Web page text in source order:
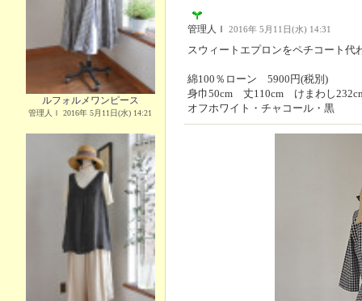
ルフォルメワンピース
管理人Ｉ 2016年 5月11日(水) 14:21
管理人Ｉ 2016年 5月11日(水) 14:31
スウィートエプロンをペチコート代
綿100％ローン 5900円(税別)
身巾50cm 丈110cm けまわし
オフホワイト・チャコール・黒